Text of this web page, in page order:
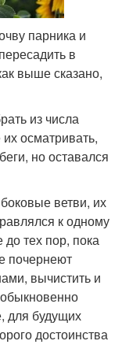
парника и
в
выше сказано,
из числа
осматривать,
но оставался
ветви, их
к одному
до тех пор, пока
почернеют
вычистить и
для будущих
достоинства